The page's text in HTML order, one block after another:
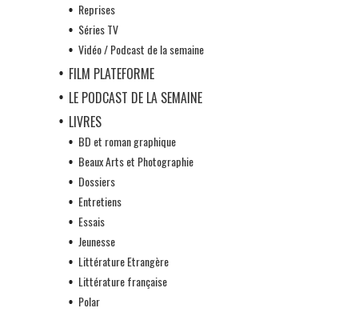
Reprises
Séries TV
Vidéo / Podcast de la semaine
FILM PLATEFORME
LE PODCAST DE LA SEMAINE
LIVRES
BD et roman graphique
Beaux Arts et Photographie
Dossiers
Entretiens
Essais
Jeunesse
Littérature Etrangère
Littérature française
Polar